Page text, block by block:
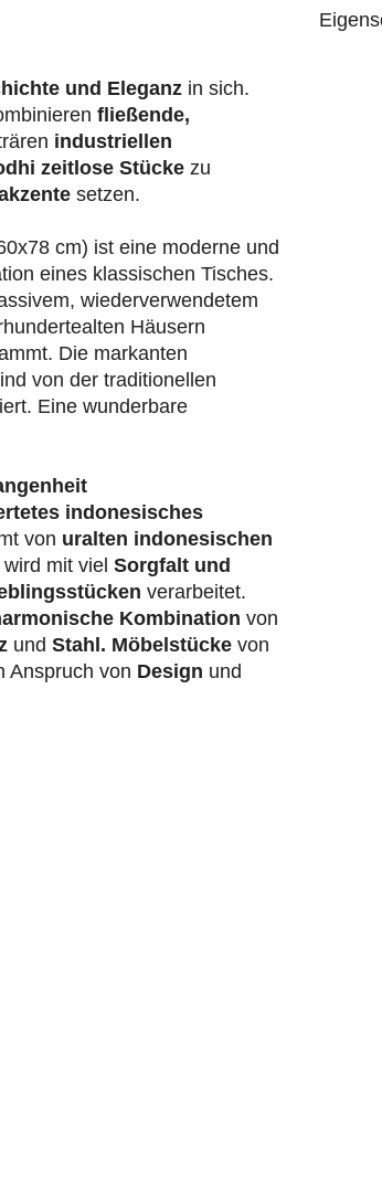
und Eleganz in sich.
fließende,
industriellen
zeitlose Stücke zu
setzen.
cm) ist eine moderne und
eines klassischen Tisches.
wiederverwendetem
Häusern
Die markanten
von der traditionellen
Eine wunderbare
indonesisches
von uralten indonesischen
mit viel Sorgfalt und
verarbeitet.
Kombination von
und Stahl. Möbelstücke von
Anspruch von Design und